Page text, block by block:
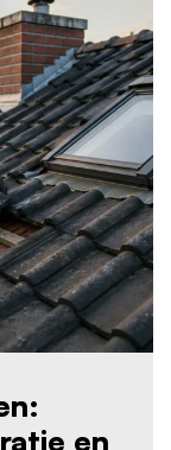
en